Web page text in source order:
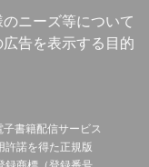
ニーズ等について
告を表示する目的
書籍配信サービス
許諾を得た正規版